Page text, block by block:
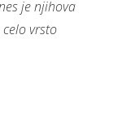
je njihova
vrsto